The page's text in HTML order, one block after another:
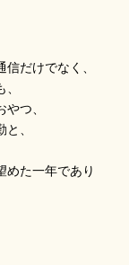
だけでなく、
つ、
、
めた一年であり